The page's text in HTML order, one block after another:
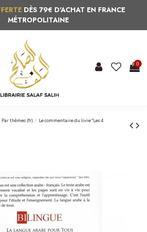
DÈS 79€ D'ACHAT EN FRANCE
MÉTROPOLITAINE
0
Par thèmes (fr)
Le commentaire du livre "Les 4